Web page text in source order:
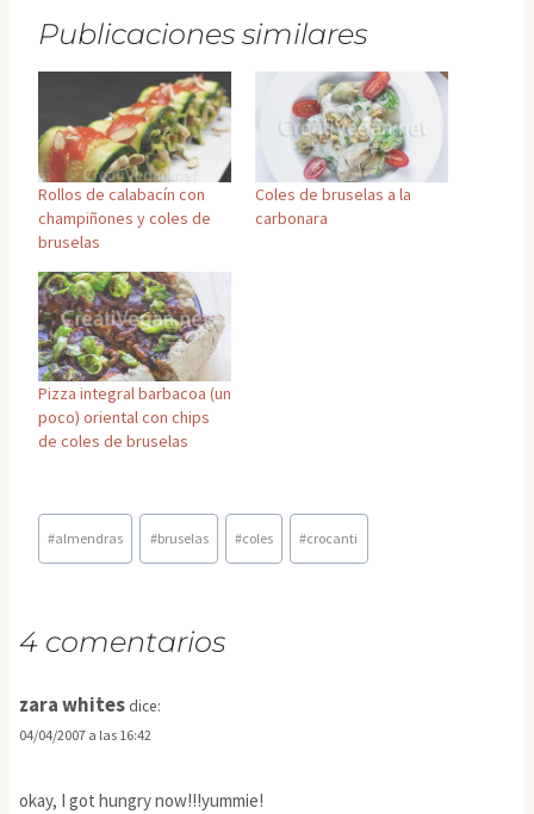
Publicaciones similares
Rollos de calabacín con
champiñones y coles de
bruselas
Coles de bruselas a la
carbonara
Pizza integral barbacoa (un
poco) oriental con chips
de coles de bruselas
Etiquetas
de
#almendras #bruselas #coles #crocanti
4 comentarios
zara whites dice:
04/04/2007 a las 16:42
okay, I got hungry now!!!yummie!